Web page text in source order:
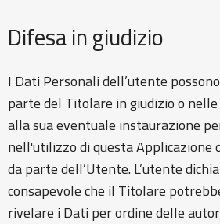
Difesa in giudizio
I Dati Personali dell’utente
parte del Titolare in giudizio o
alla sua eventuale instaurazione
nell'utilizzo di questa Applicazione
da parte dell’Utente. L’utente
consapevole che il Titolare
rivelare i Dati per ordine delle